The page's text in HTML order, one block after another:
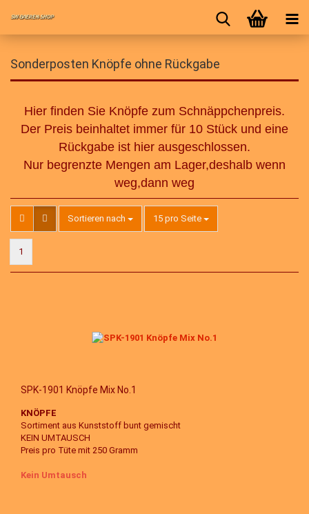
Sonderposten Knöpfe ohne Rückgabe
Hier finden Sie Knöpfe zum Schnäppchenpreis.
Der Preis beinhaltet immer für 10 Stück und eine
Rückgabe ist hier ausgeschlossen.
Nur begrenzte Mengen am Lager,deshalb wenn
weg,dann weg
Sortieren nach
Sortieren nach 15 pro Seite
pro Seite
1
SPK-1901 Knöpfe Mix No.1
KNÖPFE
Sortiment aus Kunststoff bunt gemischt
KEIN UMTAUSCH
Preis pro Tüte mit 250 Gramm
Kein Umtausch